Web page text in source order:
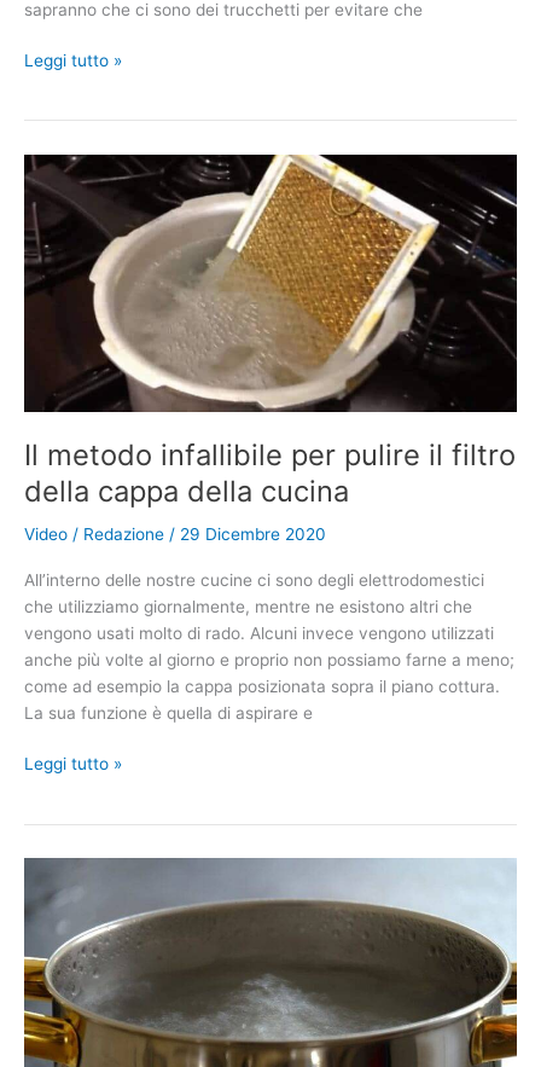
sapranno che ci sono dei trucchetti per evitare che
Posiziona
ghiaccio
su
un
hamburger.
Ecco
il
Leggi tutto »
Il metodo infallibile per pulire il filtro
della cappa della cucina
Video / Redazione / 29 Dicembre 2020
All’interno delle nostre cucine ci sono degli elettrodomestici
che utilizziamo giornalmente, mentre ne esistono altri che
vengono usati molto di rado. Alcuni invece vengono utilizzati
anche più volte al giorno e proprio non possiamo farne a meno;
come ad esempio la cappa posizionata sopra il piano cottura.
La sua funzione è quella di aspirare e
Il
filtro
della
cappa
della
cucina
Leggi tutto »